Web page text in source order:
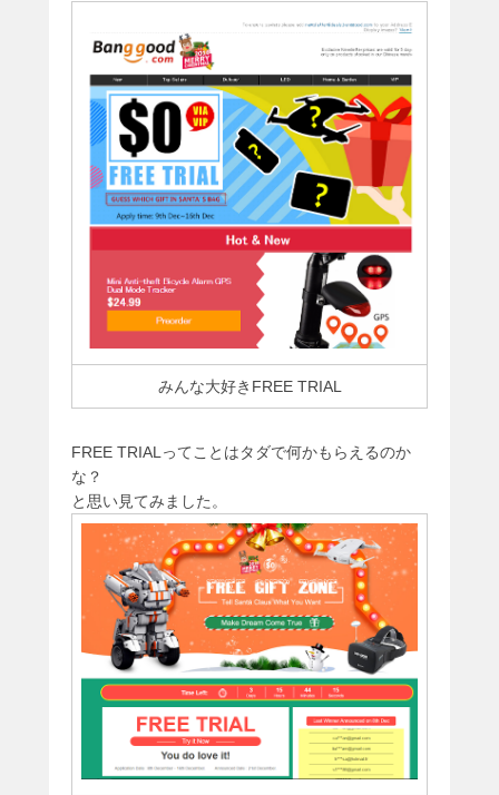
みんな大好きFREE TRIAL
FREE TRIALってことはタダで何かもらえるのか
な？
と思い見てみました。